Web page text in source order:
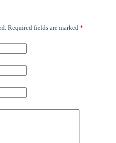
Required fields are marked *